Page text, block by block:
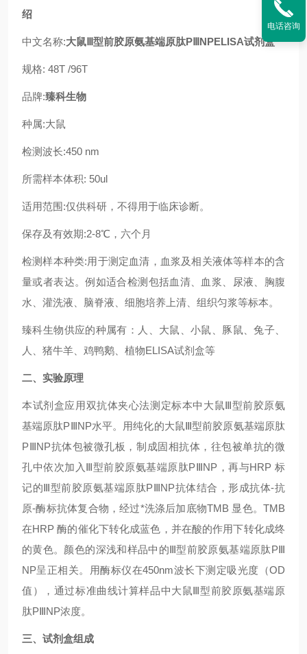
绍
中文名称:大鼠Ⅲ型前胶原氨基端原肽PⅢNPELISA试剂盒
规格: 48T /96T
品牌:臻科生物
种属:大鼠
检测波长:450 nm
所需样本体积: 50ul
适用范围:仅供科研，不得用于临床诊断。
保存及有效期:2-8℃，六个月
检测样本种类:用于测定血清，血浆及相关液体等样本的含
量或者表达。例如适合检测包括血清、血浆、尿液、胸腹
水、灌洗液、脑脊液、细胞培养上清、组织匀浆等标本。
臻科生物供应的种属有：人、大鼠、小鼠、豚鼠、兔子、
人、猪牛羊、鸡鸭鹅、植物ELISA试剂盒等
二、实验原理
本试剂盒应用双抗体夹心法测定标本中 大鼠Ⅲ型前胶原氨
基端原肽PⅢNP水平。用纯化的大鼠Ⅲ型前胶原氨基端原肽
PⅢNP抗体包被微孔板，制成固相抗体，往包被单抗的微
孔中依次加入 Ⅲ型前胶原氨基端原肽PⅢNP ，再与HRP 标
记的Ⅲ型前胶原氨基端原肽PⅢNP抗体结合，形成抗体-抗
原-酶标抗体复合物，经过*洗涤后加底物TMB 显色。TMB
在HRP 酶的催化下转化成蓝色，并在酸的作用下转化成终
的黄色。颜色的深浅和样品中的Ⅲ型前胶原氨基端原肽PⅢ
NP呈正相关。用酶标仪在450nm波长下测定吸光度（OD
值），通过标准曲线计算样品中大鼠Ⅲ型前胶原氨基端原
肽PⅢNP浓度。
三、试剂盒组成
电话咨询